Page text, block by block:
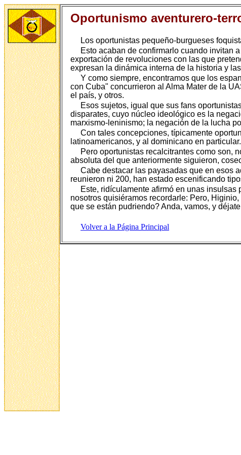
Oportunismo aventurero-
Los oportunistas pequeño-burgueses
Esto acaban de confirmarlo cuando invitan
exportación de revoluciones con las que
expresan la dinámica interna de la historia y
Y como siempre, encontramos que los
con Cuba" concurrieron al Alma Mater de la
el país, y otros.
Esos sujetos, igual que sus fans
disparates, cuyo núcleo ideológico es la
marxismo-leninismo; la negación de la lucha
Con tales concepciones, típicamente
latinoamericanos, y al dominicano en particular.
Pero oportunistas recalcitrantes como son,
absoluta del que anteriormente siguieron,
Cabe destacar las payasadas que en esos
reunieron ni 200, han estado escenificando
Este, ridículamente afirmó en unas insulsas
nosotros quisiéramos recordarle: Pero,
que se están pudriendo? Anda, vamos, y
Volver a la Página Principal